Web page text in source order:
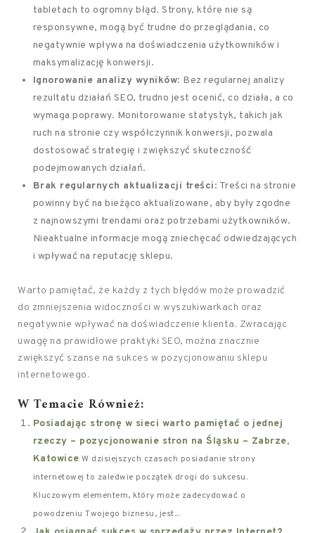
tabletach to ogromny błąd. Strony, które nie są
responsywne, mogą być trudne do przeglądania, co
negatywnie wpływa na doświadczenia użytkowników i
maksymalizację konwersji.
Ignorowanie analizy wyników: Bez regularnej analizy
rezultatu działań SEO, trudno jest ocenić, co działa, a co
wymaga poprawy. Monitorowanie statystyk, takich jak
ruch na stronie czy współczynnik konwersji, pozwala
dostosować strategię i zwiększyć skuteczność
podejmowanych działań.
Brak regularnych aktualizacji treści: Treści na stronie
powinny być na bieżąco aktualizowane, aby były zgodne
z najnowszymi trendami oraz potrzebami użytkowników.
Nieaktualne informacje mogą zniechęcać odwiedzających
i wpływać na reputację sklepu.
Warto pamiętać, że każdy z tych błędów może prowadzić
do zmniejszenia widoczności w wyszukiwarkach oraz
negatywnie wpływać na doświadczenie klienta. Zwracając
uwagę na prawidłowe praktyki SEO, można znacznie
zwiększyć szanse na sukces w pozycjonowaniu sklepu
internetowego.
W Temacie Również:
Posiadając stronę w sieci warto pamiętać o jednej
rzeczy – pozycjonowanie stron na Śląsku – Zabrze,
Katowice W dzisiejszych czasach posiadanie strony
internetowej to zaledwie początek drogi do sukcesu.
Kluczowym elementem, który może zadecydować o
powodzeniu Twojego biznesu, jest...